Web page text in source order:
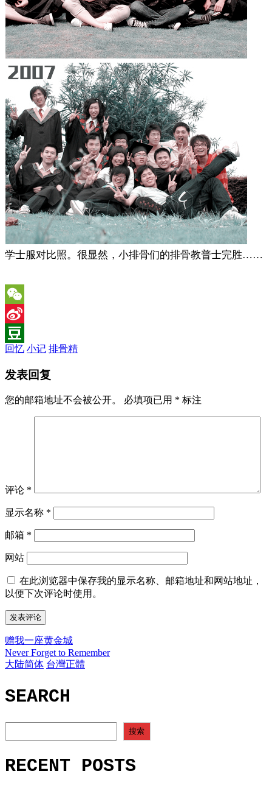
学士服对比照。很显然，小排骨们的排骨教普士完胜……
WeChat
Sina
Weibo
Douban
回忆 小记 排骨精
发表回复
您的邮箱地址不会被公开。 必填项已用 * 标注
评论 *
显示名称 *
邮箱 *
网站
在此浏览器中保存我的显示名称、邮箱地址和网站地址，
以便下次评论时使用。
文
章
航
赠我一座黄金城
Never Forget to Remember
大陆简体 台灣正體
SEARCH
搜索
RECENT POSTS